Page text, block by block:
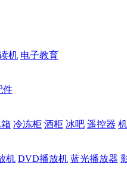
机 电子教育
件
冷冻柜 酒柜 冰吧 遥控器
机 DVD播放机 蓝光播放器